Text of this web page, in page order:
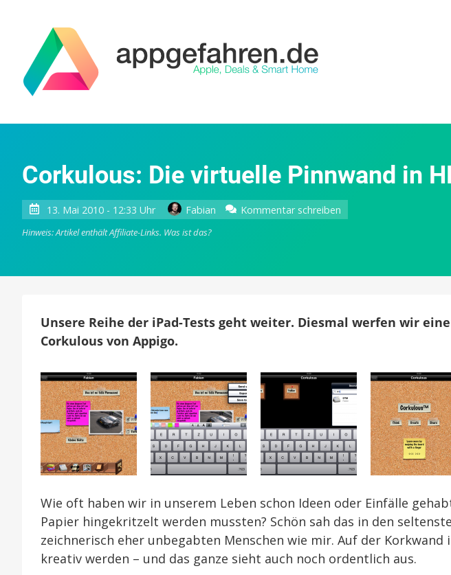
Corkulous: Die virtuelle Pinnwand in
13. Mai 2010 - 12:33 Uhr Fabian Kommentar schreiben
Hinweis: Artikel enthält Affiliate-Links. Was ist das?
Unsere Reihe der iPad-Tests geht weiter. Diesmal werfen wir
Corkulous von Appigo.
Wie oft haben wir in unserem Leben schon Ideen oder Einfälle
Papier hingekritzelt werden mussten? Schön sah das in den
zeichnerisch eher unbegabten Menschen wie mir. Auf der Korkwand
kreativ werden – und das ganze sieht auch noch ordentlich aus.